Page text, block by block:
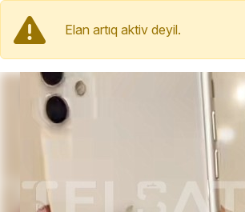
Elan artıq aktiv deyil.